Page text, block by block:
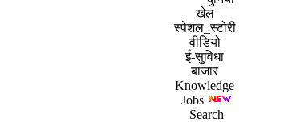
खेल
स्पेशल_स्टोरी
वीडियो
ई-सुविधा
बाजार
Knowledge
Jobs
Search